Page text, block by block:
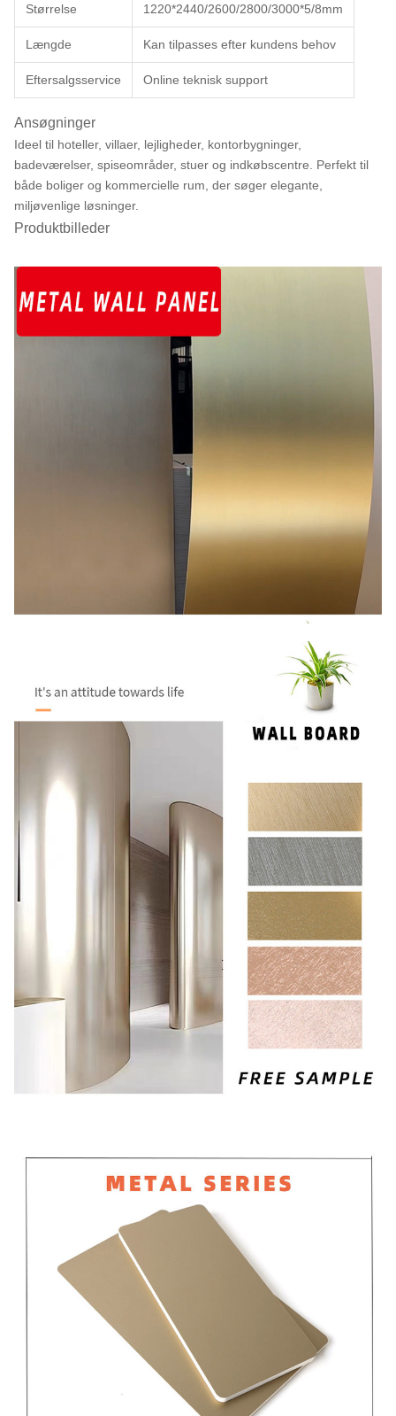
Størrelse 1220*2440/2600/2800/3000*5/8mm
Længde Kan tilpasses efter kundens behov
Eftersalgsservice Online teknisk support
Ansøgninger
Ideel til hoteller, villaer, lejligheder, kontorbygninger,
badeværelser, spiseområder, stuer og indkøbscentre. Perfekt til
både boliger og kommercielle rum, der søger elegante,
miljøvenlige løsninger.
Produktbilleder